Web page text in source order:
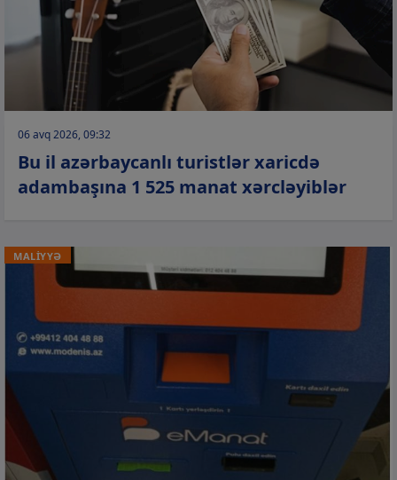
06 avq 2026, 09:32
Bu il azərbaycanlı turistlər xaricdə
adambaşına 1 525 manat xərcləyiblər
MALİYYƏ